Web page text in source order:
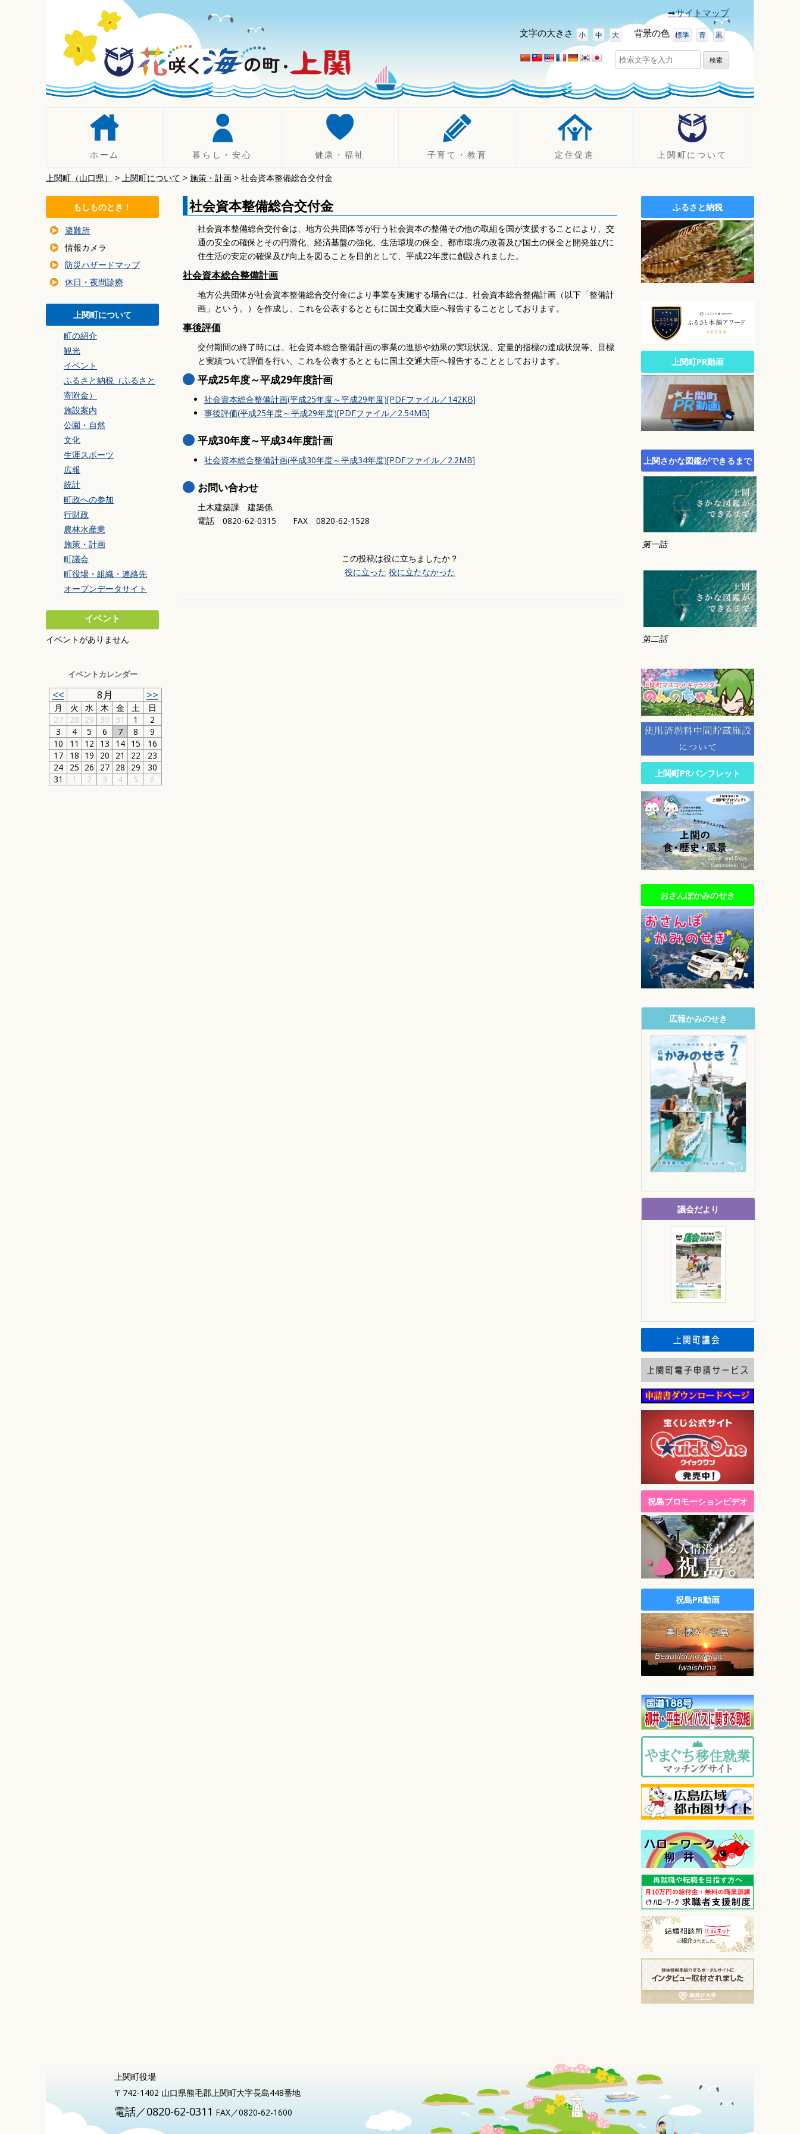
動
➡サイトマップ
文字の大きさ 小 中 大 背景の色 標準 青 黒
検
索:
ホーム 暮らし・安心
人権
手続き
税について
年金
暮らしの相談
健康・福祉
健康づくり
健康診断・相談
休日・夜間診療
健康保険
予防接種
子育て・教育
子育て
ひとり親支援
定住促進
空き家バンク
上関町について
観光
イベント
ふるさと納税（ふるさと寄附
施設案内
公園・自然
文化
広報
統計
行財政
農林水産業
施策・計画
町議会
オープンデータサイト
上関町（山口県） > 上関町について > 施策・計画 > 社会資本整備総合交付金
社会資本整備総合交付金
社会資本整備総合交付金は、地方公共団体等が行う社会資本の整備その他の取組を国が支援することにより、交
通の安全の確保とその円滑化、経済基盤の強化、生活環境の保全、都市環境の改善及び国土の保全と開発並びに
住生活の安定の確保及び向上を図ることを目的として、平成22年度に創設されました。
社会資本総合整備計画
地方公共団体が社会資本整備総合交付金により事業を実施する場合には、社会資本総合整備計画（以下「整備計
画」という。）を作成し、これを公表するとともに国土交通大臣へ報告することとしております。
事後評価
交付期間の終了時には、社会資本総合整備計画の事業の進捗や効果の実現状況、定量的指標の達成状況等、目標
と実績ついて評価を行い、これを公表するとともに国土交通大臣へ報告することとしております。
平成25年度～平成29年度計画
社会資本総合整備計画(平成25年度～平成29年度)[PDFファイル／142KB]
事後評価(平成25年度～平成29年度)[PDFファイル／2.54MB]
平成30年度～平成34年度計画
社会資本総合整備計画(平成30年度～平成34年度)[PDFファイル／2.2MB]
お問い合わせ
土木建築課 建築係
電話 0820-62-0315 FAX 0820-62-1528
この投稿は役に立ちましたか？
役に立った 役に立たなかった
もしものとき！
避難所
情報カメラ
防災ハザードマップ
休日・夜間診療
上関町について
町の紹介
観光
イベント
ふるさと納税（ふるさと
寄附金）
施設案内
公園・自然
文化
生涯スポーツ
広報
統計
町政への参加
行財政
農林水産業
施策・計画
町議会
町役場・組織・連絡先
オープンデータサイト
イベント
イベントがありません
イベントカレンダー
<< 8月 >>
月 火 水 木 金 土
日
27
28 29 30 31 1
2
3
4 5 6 7 8
9
10
11 12 13 14 15
16
17
18 19 20 21 22
23
24
25 26 27 28 29
30
31
1 2 3 4 5 6
ふるさと納税
上関町PR動画
上関さかな図鑑ができるまで
第一話
第二話
上関町PRパンフレット
おさんぽかみのせき
広報かみのせき
議会だより
祝島プロモーションビデオ
祝島PR動画
上関町役場
〒742-1402 山口県熊毛郡上関町大字長島448番地
電話／0820-62-0311 FAX／0820-62-1600